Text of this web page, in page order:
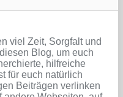
viel Zeit, Sorgfalt und
Blog, um euch
hilfreiche
für euch natürlich
Beiträgen verlinken